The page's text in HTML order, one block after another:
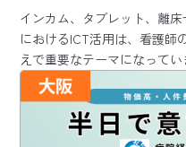
インカム、タブレット、離
におけるICT活用は、看護師
えで重要なテーマになって